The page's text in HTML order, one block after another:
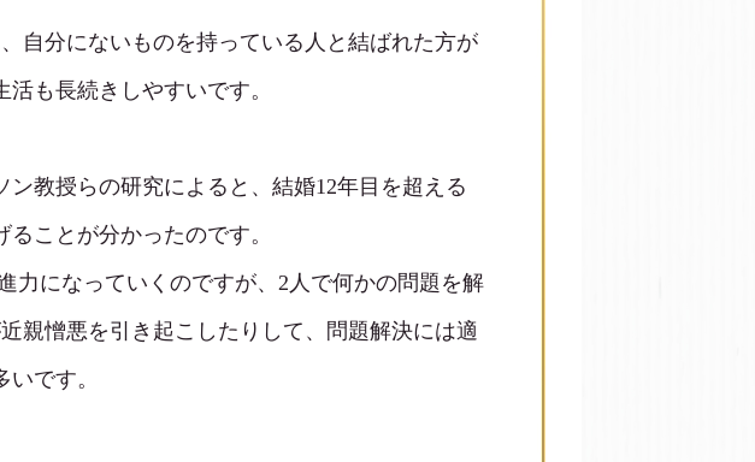
自分にないものを持っている人と結ばれた方が
も長続きしやすいです。
教授らの研究によると、結婚12年目を超える
ことが分かったのです。
力になっていくのですが、2人で何かの問題を解
親憎悪を引き起こしたりして、問題解決には適
です。